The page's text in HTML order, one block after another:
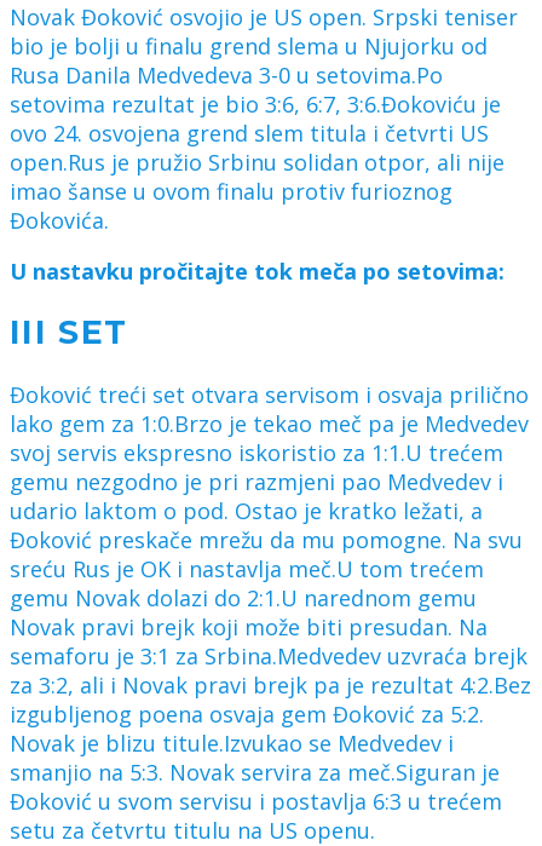
Novak Đoković osvojio je US open. Srpski teniser
bio je bolji u finalu grend slema u Njujorku od
Rusa Danila Medvedeva 3-0 u setovima.Po
setovima rezultat je bio 3:6, 6:7, 3:6.Đokoviću je
ovo 24. osvojena grend slem titula i četvrti US
open.Rus je pružio Srbinu solidan otpor, ali nije
imao šanse u ovom finalu protiv furioznog
Đokovića.
U nastavku pročitajte tok meča po setovima:
III SET
Đoković treći set otvara servisom i osvaja prilično
lako gem za 1:0.Brzo je tekao meč pa je Medvedev
svoj servis ekspresno iskoristio za 1:1.U trećem
gemu nezgodno je pri razmjeni pao Medvedev i
udario laktom o pod. Ostao je kratko ležati, a
Đoković preskače mrežu da mu pomogne. Na svu
sreću Rus je OK i nastavlja meč.U tom trećem
gemu Novak dolazi do 2:1.U narednom gemu
Novak pravi brejk koji može biti presudan. Na
semaforu je 3:1 za Srbina.Medvedev uzvraća brejk
za 3:2, ali i Novak pravi brejk pa je rezultat 4:2.Bez
izgubljenog poena osvaja gem Đoković za 5:2.
Novak je blizu titule.Izvukao se Medvedev i
smanjio na 5:3. Novak servira za meč.Siguran je
Đoković u svom servisu i postavlja 6:3 u trećem
setu za četvrtu titulu na US openu.